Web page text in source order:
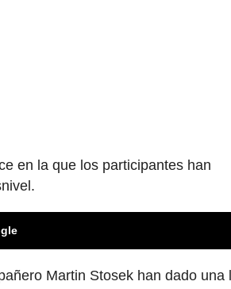
en la que los participantes han
Martin Stosek han dado una